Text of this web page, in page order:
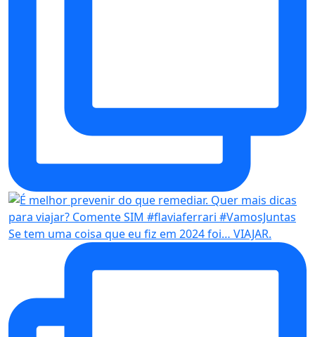
Se tem uma coisa que eu fiz em 2024 foi… VIAJAR.